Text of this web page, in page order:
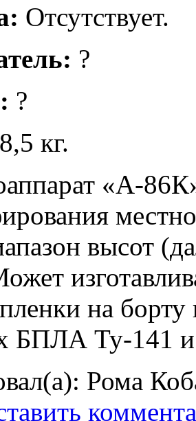
Отсутствует.
?
?
кг.
«А-
высот
на борту
БПЛА Ту-141
Рома